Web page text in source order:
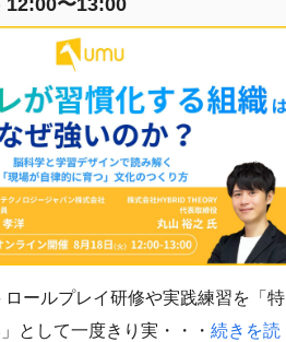
ロールプレイ研修や実践練習を「特
として一度きり実・・・ 続きを読